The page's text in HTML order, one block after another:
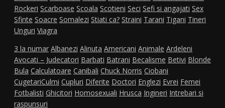
Rockeri Scarboase Scoala Scotieni Seci Sefi si angajati Sex
Sfinte Soacre Somalezi Stiati ca? Straini Tarani Tigani Tineri
Unguri Viagra
3 la numar Albanezi Alinuta Americani Animale Ardeleni
Avocati – Judecatori Barbati Batrani Becalisme Betivi Blonde
Bula Calculatoare Canibali Chuck Norris Ciobani
CugetariCulmi Cupluri Diferite Doctori Englezi Evrei Femei
Fotbalisti Ghicitori Homosexuali Hrusca Ingineri Intrebari si
raspunsuri